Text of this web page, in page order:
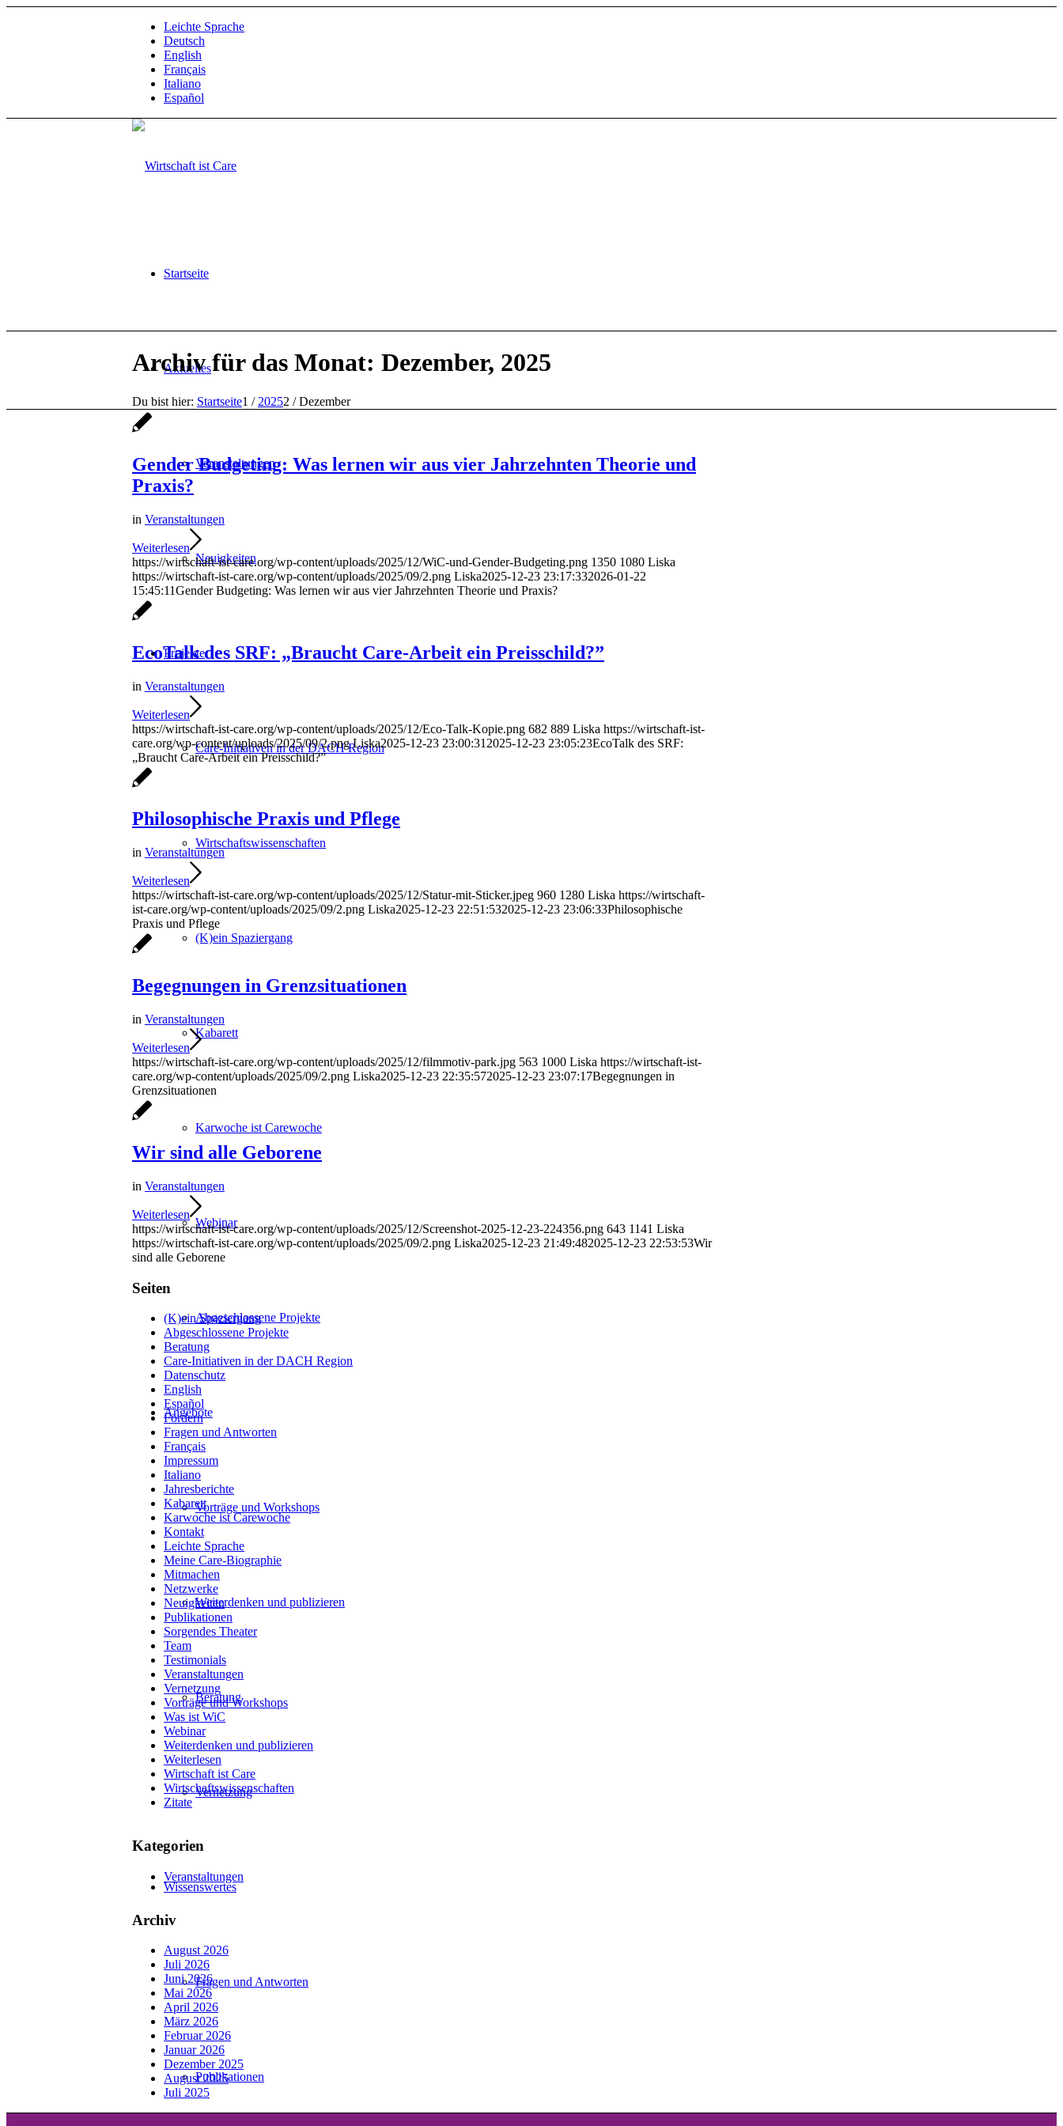
Leichte Sprache
Deutsch
English
Français
Italiano
Español
Startseite
Aktuelles
Veranstaltungen
Neuigkeiten
Projekte
Care-Initiativen in der DACH Region
Wirtschafts­wissenschaften
(K)ein Spaziergang
Kabarett
Karwoche ist Carewoche
Webinar
Abgeschlossene Projekte
Angebote
Vorträge und Workshops
Weiterdenken und publizieren
Beratung
Vernetzung
Wissenswertes
Fragen und Antworten
Publikationen
Archiv für das Monat: Dezember, 2025
Du bist hier: Startseite1 / 20252 / Dezember
Gender Budgeting: Was lernen wir aus vier Jahrzehnten Theorie und
Praxis?
in Veranstaltungen
Weiterlesen
https://wirtschaft-ist-care.org/wp-content/uploads/2025/12/WiC-und-Gender-Budgeting.png 1350 1080 Liska
https://wirtschaft-ist-care.org/wp-content/uploads/2025/09/2.png Liska2025-12-23 23:17:332026-01-22
15:45:11Gender Budgeting: Was lernen wir aus vier Jahrzehnten Theorie und Praxis?
EcoTalk des SRF: „Braucht Care-Arbeit ein Preisschild?”
in Veranstaltungen
Weiterlesen
https://wirtschaft-ist-care.org/wp-content/uploads/2025/12/Eco-Talk-Kopie.png 682 889 Liska https://wirtschaft-ist-
care.org/wp-content/uploads/2025/09/2.png Liska2025-12-23 23:00:31 2025-12-23 23:05:23EcoTalk des SRF:
„Braucht Care-Arbeit ein Preisschild?”
Philosophische Praxis und Pflege
in Veranstaltungen
Weiterlesen
https://wirtschaft-ist-care.org/wp-content/uploads/2025/12/Statur-mit-Sticker.jpeg 960 1280 Liska https://wirtschaft-
ist-care.org/wp-content/uploads/2025/09/2.png Liska2025-12-23 22:51:532025-12-23 23:06:33Philosophische
Praxis und Pflege
Begegnungen in Grenzsituationen
in Veranstaltungen
Weiterlesen
https://wirtschaft-ist-care.org/wp-content/uploads/2025/12/filmmotiv-park.jpg 563 1000 Liska https://wirtschaft-ist-
care.org/wp-content/uploads/2025/09/2.png Liska2025-12-23 22:35:572025-12-23 23:07:17Begegnungen in
Grenzsituationen
Wir sind alle Geborene
in Veranstaltungen
Weiterlesen
https://wirtschaft-ist-care.org/wp-content/uploads/2025/12/Screenshot-2025-12-23-224356.png 643 1141 Liska
https://wirtschaft-ist-care.org/wp-content/uploads/2025/09/2.png Liska2025-12-23 21:49:482025-12-23 22:53:53Wir
sind alle Geborene
Seiten
(K)ein Spaziergang
Abgeschlossene Projekte
Beratung
Care-Initiativen in der DACH Region
Datenschutz
English
Español
Fördern
Fragen und Antworten
Français
Impressum
Italiano
Jahresberichte
Kabarett
Karwoche ist Carewoche
Kontakt
Leichte Sprache
Meine Care-Biographie
Mitmachen
Netzwerke
Neuigkeiten
Publikationen
Sorgendes Theater
Team
Testimonials
Veranstaltungen
Vernetzung
Vorträge und Workshops
Was ist WiC
Webinar
Weiterdenken und publizieren
Weiterlesen
Wirtschaft ist Care
Wirtschafts­wissenschaften
Zitate
Kategorien
Veranstaltungen
Archiv
August 2026
Juli 2026
Juni 2026
Mai 2026
April 2026
März 2026
Februar 2026
Januar 2026
Dezember 2025
August 2025
Juli 2025